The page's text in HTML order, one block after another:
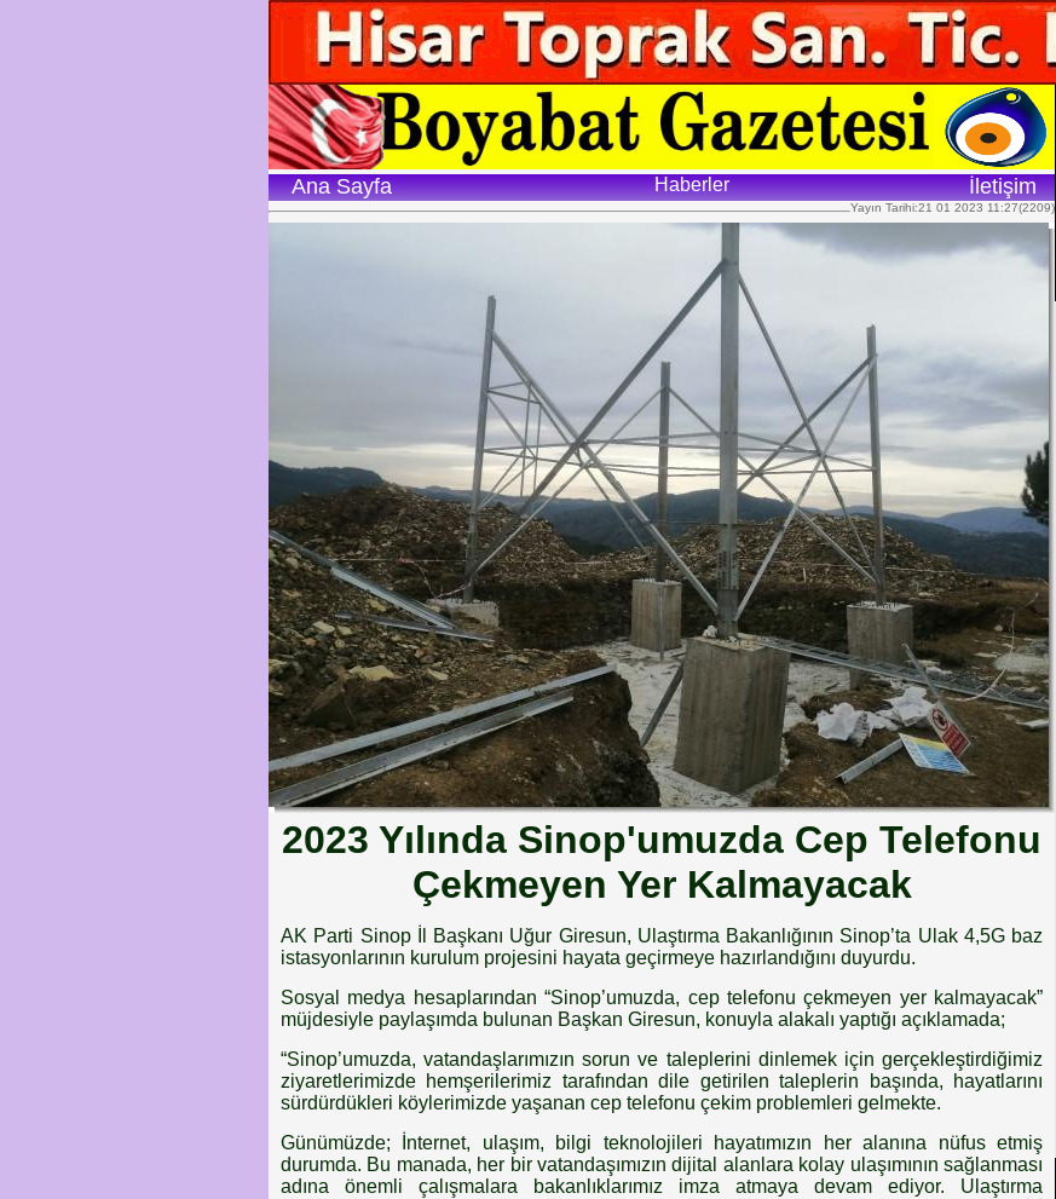
Haberler
Ana Sayfa İletişim
Yayın Tarihi:21 01 2023 11:27(2209)
2023 Yılında Sinop'umuzda Cep Telefonu
Çekmeyen Yer Kalmayacak
AK Parti Sinop İl Başkanı Uğur Giresun, Ulaştırma Bakanlığının Sinop’ta Ulak 4,5G baz
istasyonlarının kurulum projesini hayata geçirmeye hazırlandığını duyurdu.
Sosyal medya hesaplarından “Sinop’umuzda, cep telefonu çekmeyen yer kalmayacak”
müjdesiyle paylaşımda bulunan Başkan Giresun, konuyla alakalı yaptığı açıklamada;
“Sinop’umuzda, vatandaşlarımızın sorun ve taleplerini dinlemek için gerçekleştirdiğimiz
ziyaretlerimizde hemşerilerimiz tarafından dile getirilen taleplerin başında, hayatlarını
sürdürdükleri köylerimizde yaşanan cep telefonu çekim problemleri gelmekte.
Günümüzde; İnternet, ulaşım, bilgi teknolojileri hayatımızın her alanına nüfus etmiş
durumda. Bu manada, her bir vatandaşımızın dijital alanlara kolay ulaşımının sağlanması
adına önemli çalışmalara bakanlıklarımız imza atmaya devam ediyor. Ulaştırma